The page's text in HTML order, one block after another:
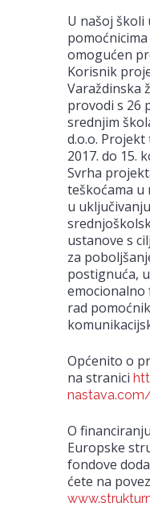
U našoj školi
omogućen
Korisnik
Varaždinska
provodi s 26
srednjim
d.o.o.
2017. do 15.
Svrha
teškoćama
u
ustanove s
za
postignuća,
rad
Općenito o
na stranici
O
Europske
fondove
ćete na